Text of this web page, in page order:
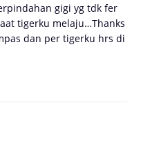
gigi yg tdk fer
tigerku melaju…Thanks
dan per tigerku hrs di